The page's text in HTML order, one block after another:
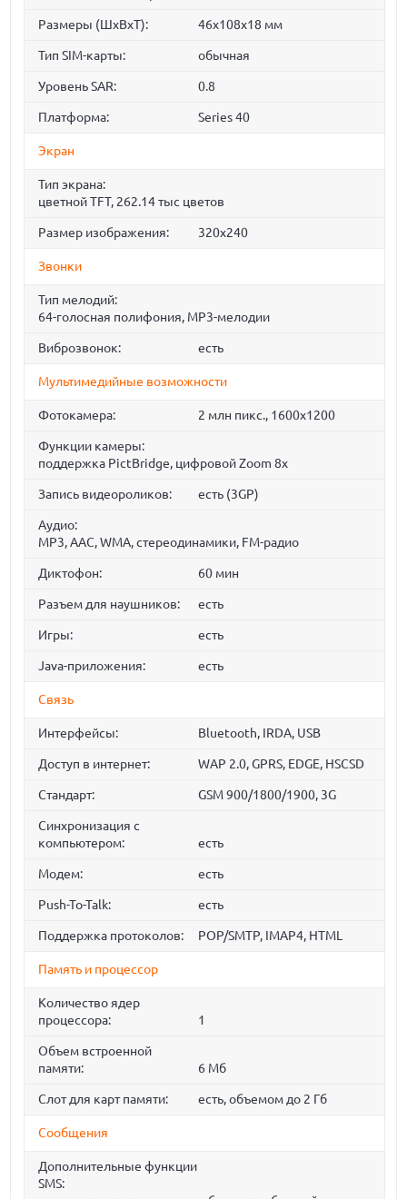
Размеры (ШxВxТ): 46x108x18 мм
Тип SIM-карты: обычная
Уровень SAR: 0.8
Платформа: Series 40
Экран
Тип экрана:
цветной TFT, 262.14 тыс цветов
Размер изображения: 320x240
Звонки
Тип мелодий:
64-голосная полифония, MP3-мелодии
Виброзвонок: есть
Мультимедийные возможности
Фотокамера: 2 млн пикс., 1600x1200
Функции камеры:
поддержка PictBridge, цифровой Zoom 8x
Запись видеороликов: есть (3GP)
Аудио:
MP3, AAC, WMA, стереодинамики, FM-радио
Диктофон: 60 мин
Разъем для наушников: есть
Игры: есть
Java-приложения: есть
Связь
Интерфейсы: Bluetooth, IRDA, USB
Доступ в интернет: WAP 2.0, GPRS, EDGE, HSCSD
Стандарт: GSM 900/1800/1900, 3G
Синхронизация с
компьютером:
есть
Модем: есть
Push-To-Talk: есть
Поддержка протоколов: POP/SMTP, IMAP4, HTML
Память и процессор
Количество ядер
процессора:
1
Объем встроенной
памяти:
6 Мб
Слот для карт памяти: есть, объемом до 2 Гб
Сообщения
Дополнительные функции
SMS: